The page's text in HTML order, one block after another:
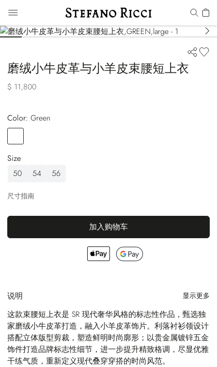
磨绒小牛皮革与小羊皮束腰短上衣
$ 11,800
Color:
green
Size
50
54 56
尺寸指南
加入购物车
说明 显示更多
这款束腰短上衣是 SR 现代奢华风格的标志性作品，甄选独
家磨绒小牛皮革打造，融入小羊皮革饰片。利落衬衫领设计
搭配立体版型剪裁，塑造鲜明时尚廓形；以贵金属镀锌五金
饰件打造品牌标志性细节，进一步提升精致格调，尽显优雅
干练气质，重新定义现代叠穿穿搭的时尚风范。